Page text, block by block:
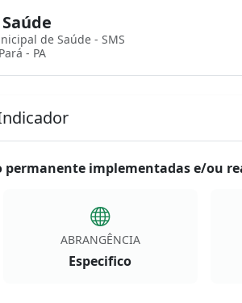
de Saúde - SMS
- PA
permanente implementadas e/ou
ABRANGÊNCIA
Especifico